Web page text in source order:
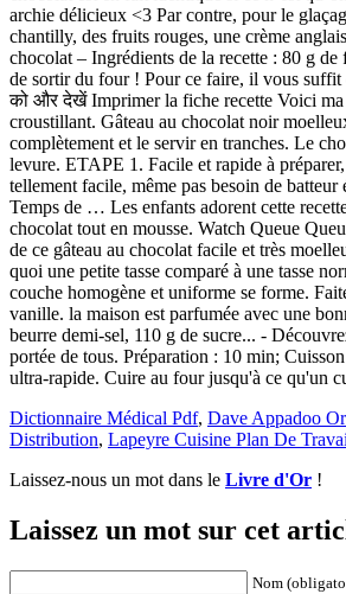
Dictionnaire Médical Pdf, Dave Appadoo
Distribution, Lapeyre Cuisine Plan De
Laissez-nous un mot dans le Livre d'Or !
Laissez un mot sur cet
Nom